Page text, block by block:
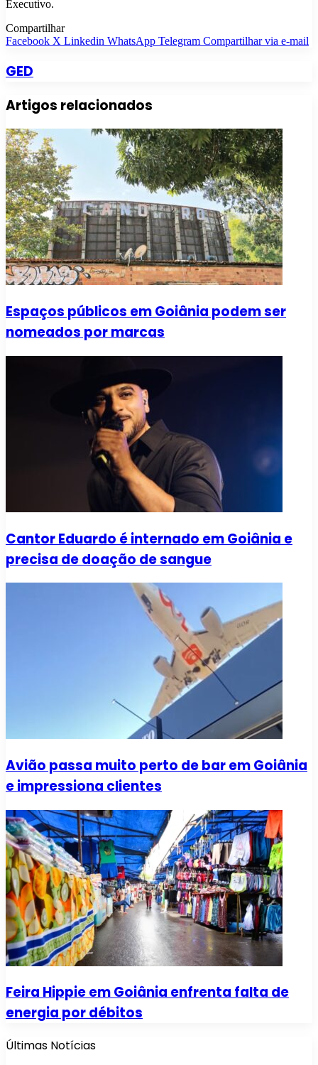
Executivo.
Compartilhar
Facebook X Linkedin WhatsApp Telegram Compartilhar via e-mail
GED
Artigos relacionados
Espaços públicos em Goiânia podem ser
nomeados por marcas
Cantor Eduardo é internado em Goiânia e
precisa de doação de sangue
Avião passa muito perto de bar em Goiânia
e impressiona clientes
Feira Hippie em Goiânia enfrenta falta de
energia por débitos
Últimas Notícias